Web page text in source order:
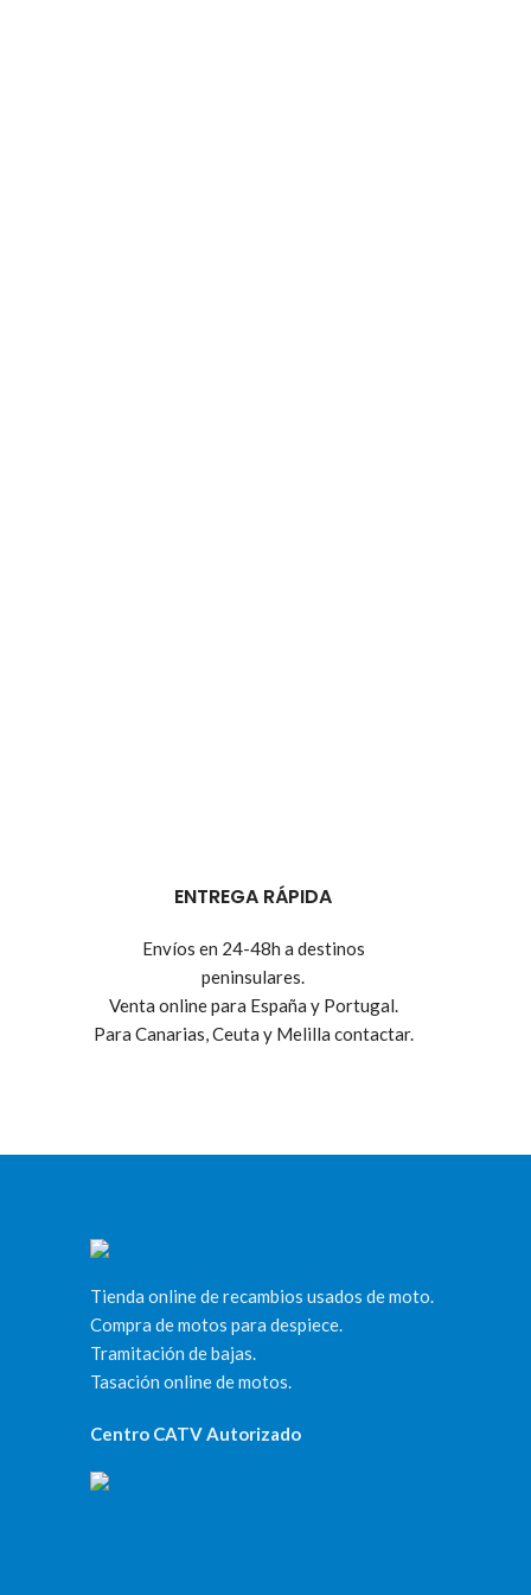
ENTREGA RÁPIDA
Envíos en 24-48h a destinos
peninsulares.
Venta online para España y Portugal.
Para Canarias, Ceuta y Melilla contactar.
Tienda online de recambios usados de moto.
Compra de motos para despiece.
Tramitación de bajas.
Tasación online de motos.
Centro CATV Autorizado